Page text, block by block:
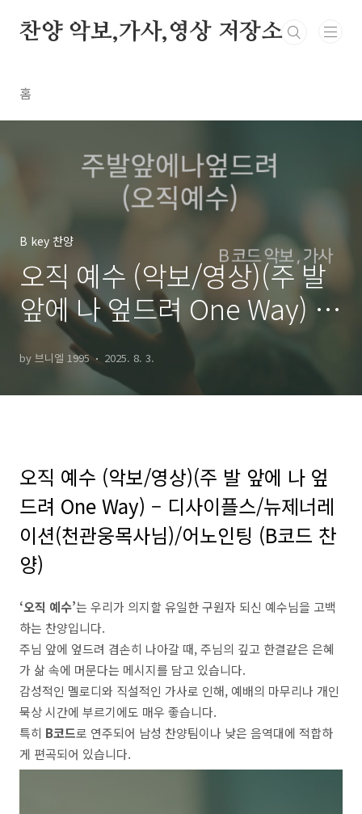
찬양 악보,가사,영상 저장소
홈
B key 찬양
오직 예수 (악보/영상)(주 발
앞에 나 엎드려 One Way) –
디사이플스/뉴제너레이션(천
관웅목사님)/어노인팅 (B코
드 찬양)
by 브니엘 1995 2025. 8. 3.
오직 예수 (악보/영상)(주 발 앞에 나 엎
드려 One Way) – 디사이플스/뉴제너레
이션(천관웅목사님)/어노인팅 (B코드 찬
양)
‘오직 예수’는 우리가 의지할 유일한 구원자 되신 예수님을 고백
하는 찬양입니다.
주님 앞에 엎드려 겸손히 나아갈 때, 주님의 깊고 한결같은 은혜
가 삶 속에 머문다는 메시지를 담고 있습니다.
감성적인 멜로디와 직설적인 가사로 인해, 예배의 마무리나 개인
묵상 시간에 부르기에도 매우 좋습니다.
특히 B코드로 연주되어 남성 찬양팀이나 낮은 음역대에 적합하
게 편곡되어 있습니다.